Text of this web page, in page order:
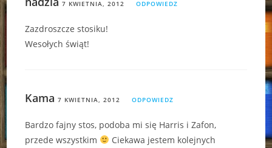
7 KWIETNIA, 2012 ODPOWIEDZ
Zazdroszcze stosiku!
Wesołych świąt!
Kama 7 KWIETNIA, 2012 ODPOWIEDZ
Bardzo fajny stos, podoba mi się Harris i Zafon,
przede wszystkim
Ciekawa jestem kolejnych